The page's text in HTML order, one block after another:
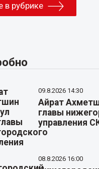
в рубрике
09.8.2026 14:30
Айрат
главы
управления
08.8.2026 16:00